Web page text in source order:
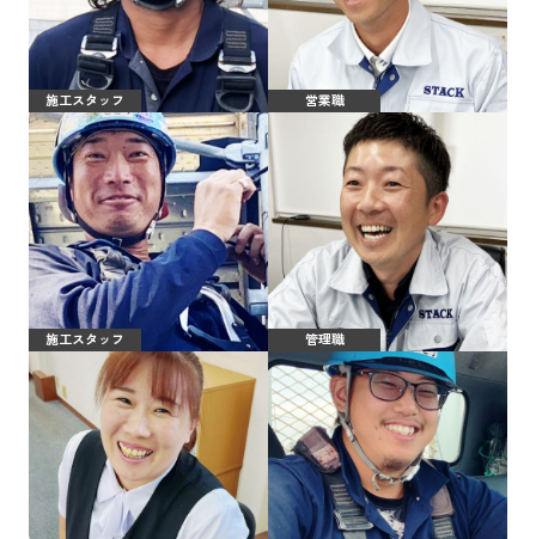
施工スタッフ 営業職
施工スタッフ 管理職